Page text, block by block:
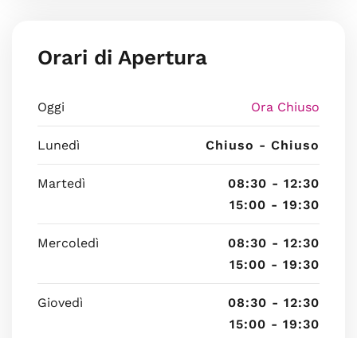
Orari di Apertura
Oggi Ora Chiuso
Lunedì Chiuso - Chiuso
Martedì
08:30 - 12:30
15:00 - 19:30
Mercoledì
08:30 - 12:30
15:00 - 19:30
Giovedì
08:30 - 12:30
15:00 - 19:30